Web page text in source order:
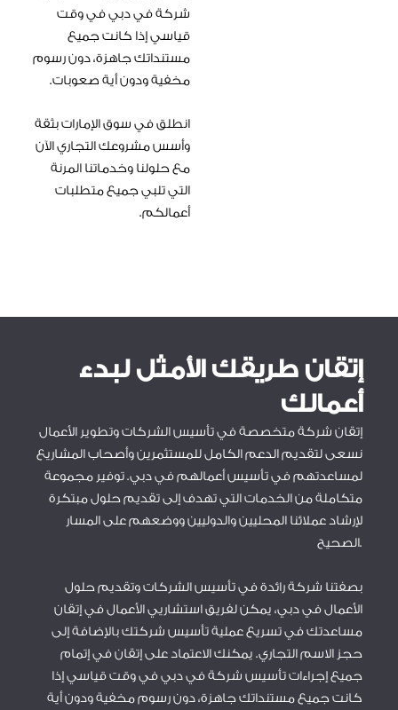
شركة في دبي في وقت
قياسي إذا كانت جميع
مستنداتك جاهزة، دون رسوم
مخفية ودون أية صعوبات.
انطلق في سوق الإمارات بثقة
وأسس مشروعك التجاري الآن
مع حلولنا وخدماتنا المرنة
التي تلبي جميع متطلبات
أعمالكم.
إتقان طريقك الأمثل لبدء
أعمالك
إتقان شركة متخصصة في تأسيس الشركات وتطوير الأعمال
نسعى لتقديم الدعم الكامل للمستثمرين وأصحاب المشاريع
لمساعدتهم في تأسيس أعمالهم في دبي. توفير مجموعة
متكاملة من الخدمات التي تهدف إلى تقديم حلول مبتكرة
لإرشاد عملائنا المحليين والدوليين ووضعهم على المسار
الصحيح.
بصفتنا شركة رائدة في تأسيس الشركات وتقديم حلول
الأعمال في دبي، يمكن لفريق استشاريي الأعمال في إتقان
مساعدتك في تسريع عملية تأسيس شركتك بالإضافة إلى
حجز الاسم التجاري. يمكنك الاعتماد على إتقان في إتمام
جميع إجراءات تأسيس شركة في دبي في وقت قياسي إذا
كانت جميع مستنداتك جاهزة، دون رسوم مخفية ودون أية